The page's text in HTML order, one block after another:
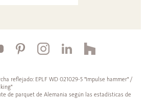
reflejado: EPLF WD 021029-5 "Impulse hammer" /
de parquet de Alemania según las estadísticas de